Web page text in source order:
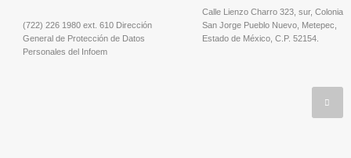
(722) 226 1980 ext. 610 Dirección
General de Protección de Datos
Personales del Infoem
Calle Lienzo Charro 323, sur, Colonia
San Jorge Pueblo Nuevo, Metepec,
Estado de México, C.P. 52154.